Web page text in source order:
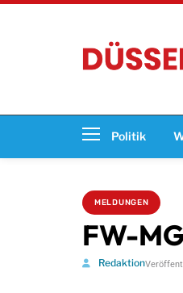
Politik
MELDUNGEN
FW-
Redaktion